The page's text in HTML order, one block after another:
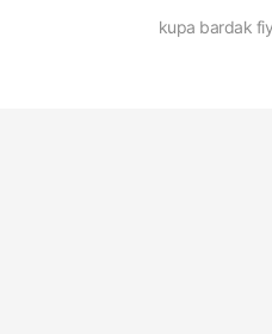
kupa bardak